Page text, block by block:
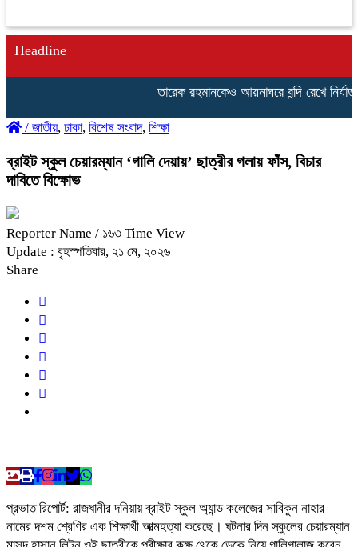
Headline
তারেক রহমানকেও আয়নাঘরে বন্দি রেখে
/ জাতীয়, ঢাকা, বিশেষ সংবাদ, শিক্ষা
ব্রাইট স্কুল চেয়ারম্যান ‘গালি দেয়ায়’ ছাত্রীর গলায় ফাঁস, বিচার
দাবিতে বিক্ষোভ
Reporter Name / ১৬৩ Time View
Update : বৃহস্পতিবার, ২১ মে, ২০২৬
Share
প্রভাত রিপোর্ট: রাজধানীর দনিয়ায় ব্রাইট স্কুল অ্যান্ড কলেজের সাবিকুন নাহার
নামের দশম শ্রেণির এক শিক্ষার্থী আত্মহত্যা করেছে। ঘটনার দিন স্কুলের চেয়ারম্যান